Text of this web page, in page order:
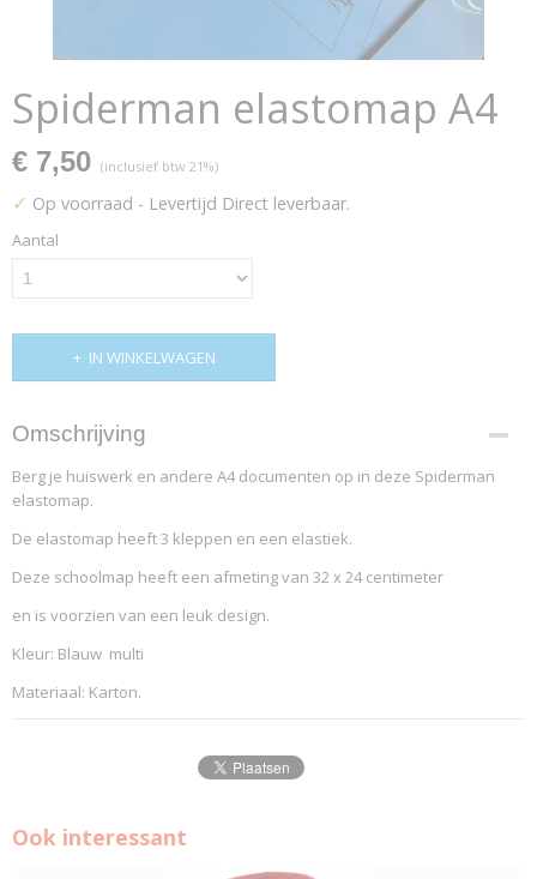
Spiderman elastomap A4
€ 7,50 (inclusief btw 21%)
✓ Op voorraad - Levertijd Direct leverbaar.
Aantal
IN WINKELWAGEN
Omschrijving
Berg je huiswerk en andere A4 documenten op in deze Spiderman
elastomap.
De elastomap heeft 3 kleppen en een elastiek.
Deze schoolmap heeft een afmeting van 32 x 24 centimeter
en is voorzien van een leuk design.
Kleur: Blauw multi
Materiaal: Karton.
Ook interessant